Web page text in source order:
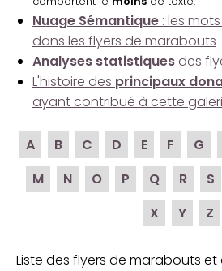
Nuage Sémantique : les
dans les flyers de marabouts
Analyses statistiques des
L'histoire des principaux
ayant contribué à cette
A B C D E F G
M
N O P Q R S
X
Y Z
Liste des flyers de marabouts